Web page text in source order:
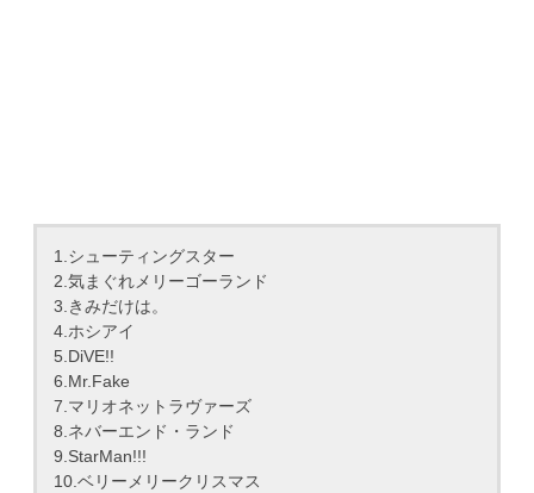
1.シューティングスター
2.気まぐれメリーゴーランド
3.きみだけは。
4.ホシアイ
5.DiVE!!
6.Mr.Fake
7.マリオネットラヴァーズ
8.ネバーエンド・ランド
9.StarMan!!!
10.ベリーメリークリスマス